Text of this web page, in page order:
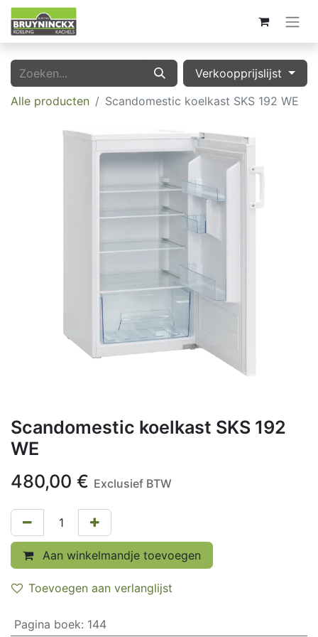
Verkoopprijslijst
Alle producten
Scandomestic koelkast SKS 192 WE
Scandomestic koelkast SKS 192
WE
480,00 € Exclusief BTW
Aan winkelmandje toevoegen
Toevoegen aan verlanglijst
Pagina boek: 144